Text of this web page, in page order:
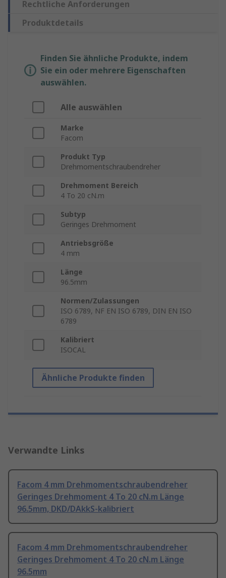
Rechtliche Anforderungen
Produktdetails
Finden Sie ähnliche Produkte, indem
Sie ein oder mehrere Eigenschaften
auswählen.
Alle auswählen
Marke
Facom
Produkt Typ
Drehmomentschraubendreher
Drehmoment Bereich
4 To 20 cN.m
Subtyp
Geringes Drehmoment
Antriebsgröße
4 mm
Länge
96.5mm
Normen/Zulassungen
ISO 6789, NF EN ISO 6789, DIN EN ISO
6789
Kalibriert
ISOCAL
Ähnliche Produkte finden
Verwandte Links
Facom 4 mm Drehmomentschraubendreher
Geringes Drehmoment 4 To 20 cN.m Länge
96.5mm, DKD/DAkkS-kalibriert
Facom 4 mm Drehmomentschraubendreher
Geringes Drehmoment 4 To 20 cN.m Länge
96.5mm